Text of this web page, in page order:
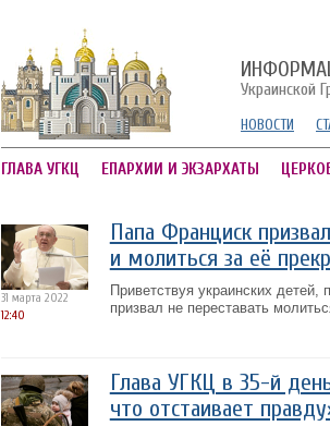
Украинской
НОВОСТИ
ГЛАВА УГКЦ ЕПАРХИИ И ЭКЗАРХАТЫ
31 марта 2022
12:40
Папа Франциск
и молиться за её
Приветствуя украинских
призвал не переставать
Глава УГКЦ в 35-й
что отстаивает